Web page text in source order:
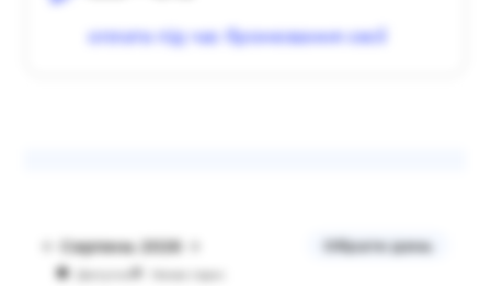
оплата під час бронювання сесії